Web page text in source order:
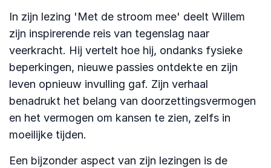
In zijn lezing 'Met de stroom mee' deelt Willem
zijn inspirerende reis van tegenslag naar
veerkracht. Hij vertelt hoe hij, ondanks fysieke
beperkingen, nieuwe passies ontdekte en zijn
leven opnieuw invulling gaf. Zijn verhaal
benadrukt het belang van doorzettingsvermogen
en het vermogen om kansen te zien, zelfs in
moeilijke tijden.
Een bijzonder aspect van zijn lezingen is de